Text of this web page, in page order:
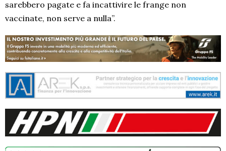
sarebbero pagate e fa incattivire le frange non
vaccinate, non serve a nulla”.